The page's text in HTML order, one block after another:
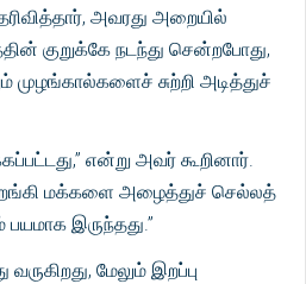
அவரது அறையில்
குறுக்கே நடந்து சென்றபோது,
சுற்றி அடித்துச்
என்று அவர் கூறினார்.
மக்களை அழைத்துச் செல்லத்
இருந்தது.”
மேலும் இறப்பு